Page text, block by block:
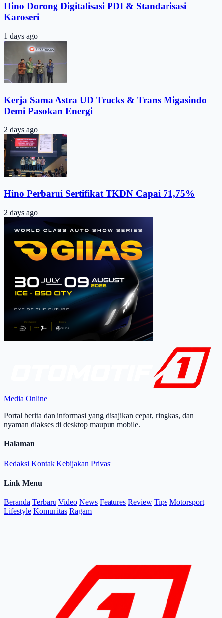
Hino Dorong Digitalisasi PDI & Standarisasi
Karoseri
1 days ago
Kerja Sama Astra UD Trucks & Trans Migasindo
Demi Pasokan Energi
2 days ago
Hino Perbarui Sertifikat TKDN Capai 71,75%
2 days ago
Media Online
Portal berita dan informasi yang disajikan cepat, ringkas, dan
nyaman diakses di desktop maupun mobile.
Halaman
Redaksi Kontak Kebijakan Privasi
Link Menu
Beranda Terbaru Video News Features Review Tips Motorsport
Lifestyle Komunitas Ragam